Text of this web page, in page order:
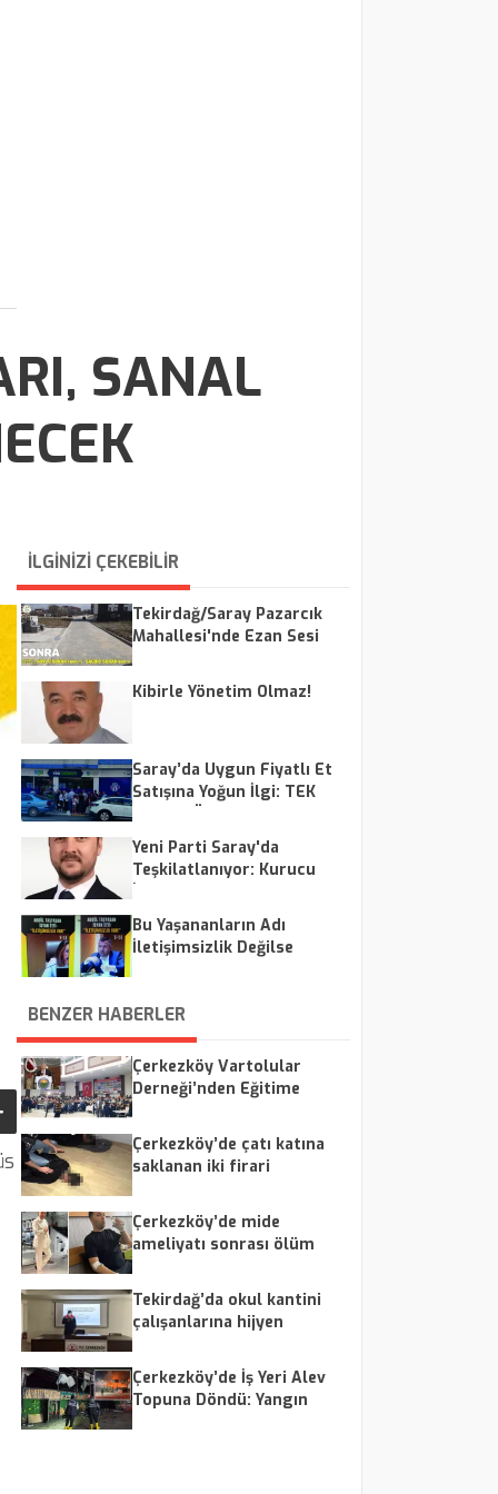
SANAL
İLGİNİZİ ÇEKEBİLİR
Tekirdağ/Saray Pazarcık
Mahallesi'nde Ezan Sesi
Düzenlemesi Talep Ediyor
Kibirle Yönetim Olmaz!
Saray’da Uygun Fiyatlı Et
Satışına Yoğun İlgi: TEK
Kuyruklar
Yeni Parti Saray'da
Teşkilatlanıyor: Kurucu
Yürüten Oldu
Bu Yaşananların Adı
İletişimsizlik Değilse
BENZER HABERLER
Çerkezköy Vartolular
Derneği’nden Eğitime
Gecesi
Çerkezköy’de çatı katına
saklanan iki firari
Çerkezköy’de mide
ameliyatı sonrası ölüm
şikayetçi oldu
Tekirdağ’da okul kantini
çalışanlarına hijyen
sağlıklı nesil”
Çerkezköy’de İş Yeri Alev
Topuna Döndü: Yangın